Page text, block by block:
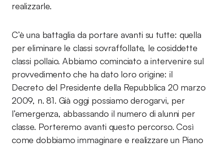
realizzarle.
C’è una battaglia da portare avanti su tutte: quella
per eliminare le classi sovraffollate, le cosiddette
classi pollaio. Abbiamo cominciato a intervenire sul
provvedimento che ha dato loro origine: il
Decreto del Presidente della Repubblica 20 marzo
2009, n. 81. Già oggi possiamo derogarvi, per
l’emergenza, abbassando il numero di alunni per
classe. Porteremo avanti questo percorso. Così
come dobbiamo immaginare e realizzare un Piano